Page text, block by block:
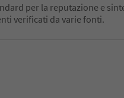
per la reputazione e
verificati da varie fonti.